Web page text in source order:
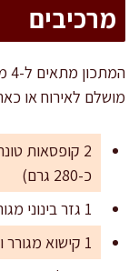
מרכיבים
מושלם לאירוח או
2 קופסאות
כ-280 גרם)
1 גזר בינוני מגורר דק (כ-80 גרם)
1 קישוא מגורר וסחוט מנוזלים (כ-100 גרם לפני סחיטה)